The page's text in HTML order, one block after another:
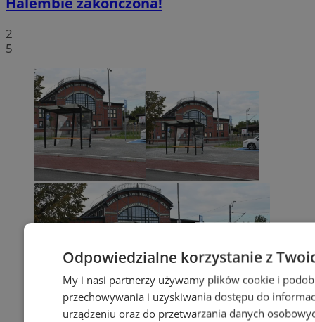
2
5
Odpowiedzialne korzystanie z
My i nasi partnerzy używamy plików cookie i
przechowywania i uzyskiwania dostępu do
urządzeniu oraz do przetwarzania danych